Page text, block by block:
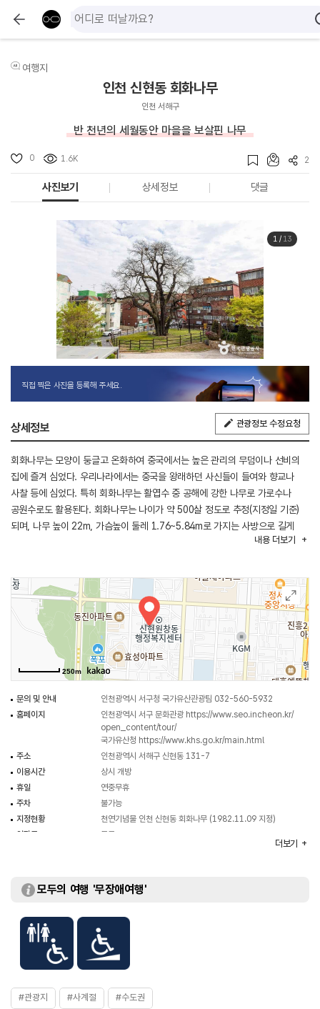
여행지
인천 신현동 회화나무
인천 서해구
반 천년의 세월동안 마을을 보살핀 나무
0 1.6K 2
사진보기 상세정보 댓글
1/ 13
직접 찍은 사진을 등록해 주세요.
상세정보 관광정보 수정요청
회화나무는 모양이 둥글고 온화하여 중국에서는 높은 관리의 무덤이나 선비의
집에 즐겨 심었다. 우리나라에서는 중국을 왕래하던 사신들이 들여와 향교나
사찰 등에 심었다. 특히 회화나무는 활엽수 중 공해에 강한 나무로 가로수나
공원수로도 활용된다. 회화나무는 나이가 약 500살 정도로 추정(지정일 기준)
되며, 나무 높이 22m, 가슴높이 둘레 1.76~5.84m로 가지는 사방으로 길게
뻗어 있다. 마을 사람들에게 그늘을 제공해 주고 있으며, 농사의 풍년과 흉년을
피면 풍년이 오고, 아래쪽에서 먼저 피면 흉년이 든다고 예측했다 한다.
회화나무는 오랜 세월 동안 조상들의 관심과 보살핌 속에 살아온 나무로 문화적·
생물학적 자료로서의 가치가 높아 천연기념물로 지정·보호하고 있다.
(출처 : 국가유산청 국가유산포털)
내용 더보기
250m
문의 및 안내
인천광역시 서구청 국가유산관광팀 032-560-5932
홈페이지
인천광역시 서구 문화관광 https://www.seo.incheon.kr/
open_content/tour/
국가유산청 https://www.khs.go.kr/main.html
주소
인천광역시 서해구 신현동 131-7
이용시간
상시 개방
휴일
연중무휴
주차
불가능
지정현황
천연기념물 인천 신현동 회화나무 (1982.11.09 지정)
입장료
무료
더보기
모두의 여행 '무장애여행'
#관광지 #사계절 #수도권